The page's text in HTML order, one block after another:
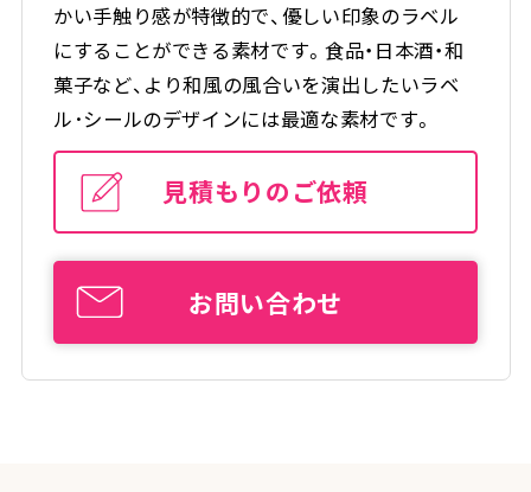
かい手触り感が特徴的で、優しい印象のラベル
にすることができる素材です。食品・日本酒・和
菓子など、より和風の風合いを演出したいラベ
ル･シールのデザインには最適な素材です。
見積もりのご依頼
お問い合わせ